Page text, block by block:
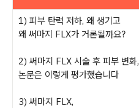
1) 피부 탄력 저하, 왜 생기고
왜 써마지 FLX가 거론될까요?
2) 써마지 FLX 시술 후 피부 변화,
논문은 이렇게 평가했습니다
3) 써마지 FLX,